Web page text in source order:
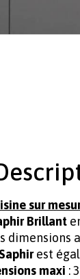
sur
Brillant
dimensions
est
maxi :